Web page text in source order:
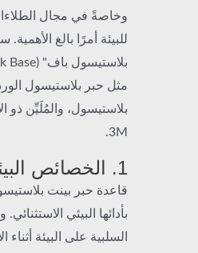
وخاصةً في مجال الطلاءات
للبيئة أمرًا بالغ
مثل حبر بلاستيسول
بلاستيسول، والمُلَيِّن ذو
3M.
1. الخصائص البيئية لقاعدة حبر Pint Plastisol Puff
قاعدة حبر بينت
بأدائها البيئي
السلبية على البيئة